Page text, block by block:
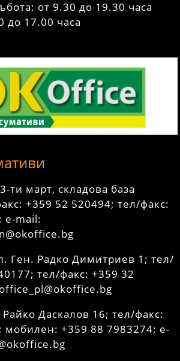
от 9.30 до 19.30 часа
до 17.00 часа
ти март, складова база
+359 52 520494; тел/факс:
e-mail:
Ген. Радко Димитриев 1; тел/
тел/факс: +359 32
Райко Даскалов 16; тел/факс:
мобилен: +359 88 7983274; e-